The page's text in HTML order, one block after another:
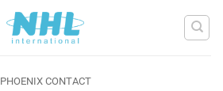
PHOENIX CONTACT